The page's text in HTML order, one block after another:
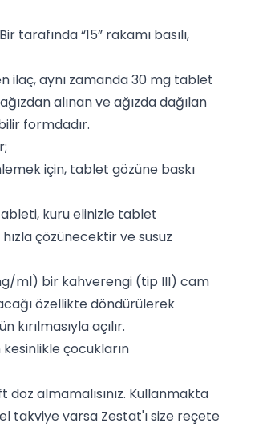
“15” rakamı basılı,
ilaç, aynı zamanda 30 mg tablet
alınan ve ağızda dağılan
formdadır.
için, tablet gözüne baskı
tableti, kuru elinizle tablet
çözünecektir ve susuz
ml) bir kahverengi (tip III) cam
özellikte döndürülerek
açılır.
çocukların
almamalısınız. Kullanmakta
takviye varsa Zestat'ı size reçete